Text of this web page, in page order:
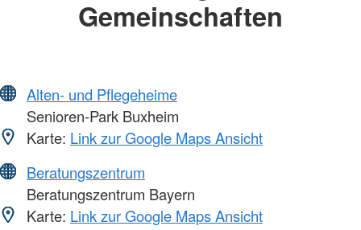
Gemeinschaften
Alten- und Pflegeheime
Senioren-Park Buxheim
Karte: Link zur Google Maps Ansicht
Beratungszentrum
Beratungszentrum Bayern
Karte: Link zur Google Maps Ansicht